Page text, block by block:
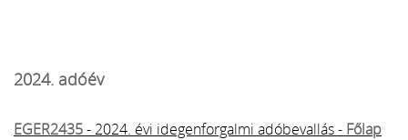
2024. adóév
EGER2435- 2024. évi idegenforgalmi adóbevallás - Főlap